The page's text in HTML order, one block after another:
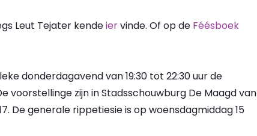
Leut Tejater kendeiervinde. Of op de Féésboek
donderdagavend van 19:30 tot 22:30 uur de
voorstellinge zijn in Stadsschouwburg De Maagd van
De generale rippetiesie is op woensdagmiddag 15